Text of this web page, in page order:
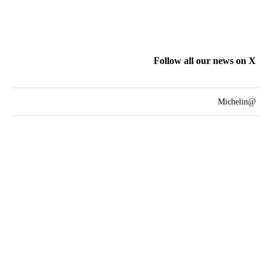
Follow all our news on X
@Michelin